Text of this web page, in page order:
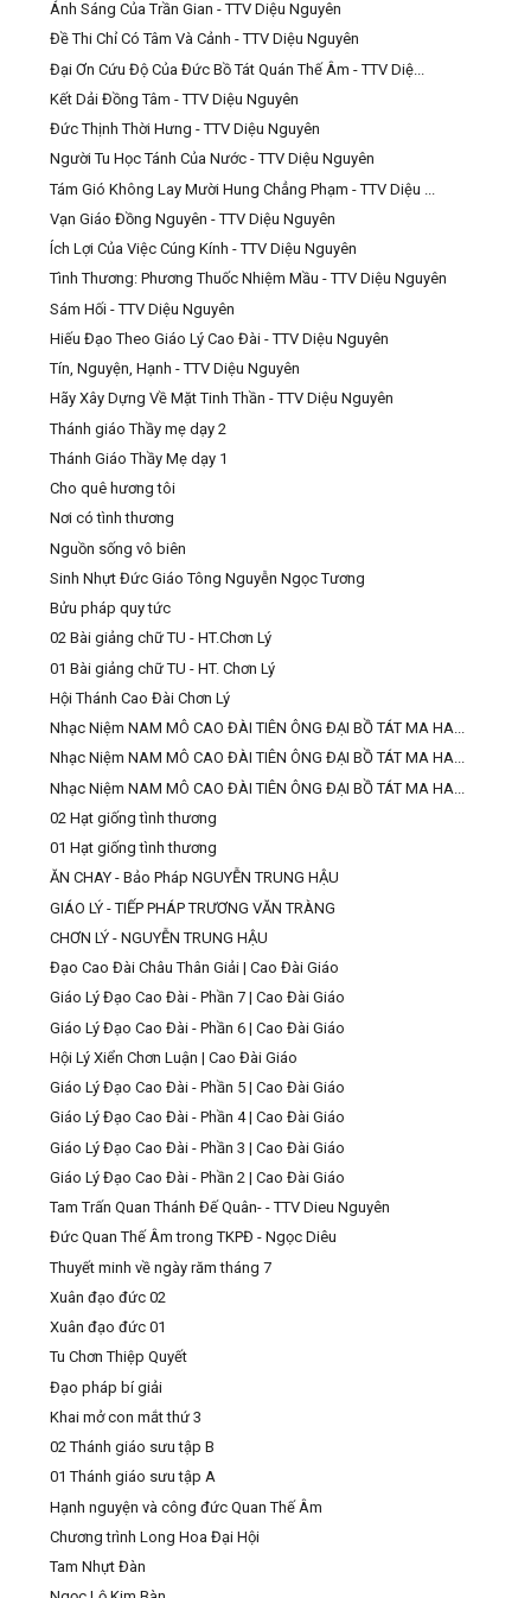
Ánh Sáng Của Trần Gian - TTV Diệu Nguyên
Đề Thi Chỉ Có Tâm Và Cảnh - TTV Diệu Nguyên
Đại Ơn Cứu Độ Của Đức Bồ Tát Quán Thế Âm - TTV Diệ...
Kết Dải Đồng Tâm - TTV Diệu Nguyên
Đức Thịnh Thời Hưng - TTV Diệu Nguyên
Người Tu Học Tánh Của Nước - TTV Diệu Nguyên
Tám Gió Không Lay Mười Hung Chẳng Phạm - TTV Diệu ...
Vạn Giáo Đồng Nguyên - TTV Diệu Nguyên
Ích Lợi Của Việc Cúng Kính - TTV Diệu Nguyên
Tình Thương: Phương Thuốc Nhiệm Mầu - TTV Diệu Nguyên
Sám Hối - TTV Diệu Nguyên
Hiếu Đạo Theo Giáo Lý Cao Đài - TTV Diệu Nguyên
Tín, Nguyện, Hạnh - TTV Diệu Nguyên
Hãy Xây Dựng Về Mặt Tinh Thần - TTV Diệu Nguyên
Thánh giáo Thầy mẹ dạy 2
Thánh Giáo Thầy Mẹ dạy 1
Cho quê hương tôi
Nơi có tình thương
Nguồn sống vô biên
Sinh Nhựt Đức Giáo Tông Nguyễn Ngọc Tương
Bửu pháp quy tức
02 Bài giảng chữ TU - HT.Chơn Lý
01 Bài giảng chữ TU - HT. Chơn Lý
Hội Thánh Cao Đài Chơn Lý
Nhạc Niệm NAM MÔ CAO ĐÀI TIÊN ÔNG ĐẠI BỒ TÁT MA HA...
Nhạc Niệm NAM MÔ CAO ĐÀI TIÊN ÔNG ĐẠI BỒ TÁT MA HA...
Nhạc Niệm NAM MÔ CAO ĐÀI TIÊN ÔNG ĐẠI BỒ TÁT MA HA...
02 Hạt giống tình thương
01 Hạt giống tình thương
ĂN CHAY - Bảo Pháp NGUYỄN TRUNG HẬU
GIÁO LÝ - TIẾP PHÁP TRƯƠNG VĂN TRÀNG
CHƠN LÝ - NGUYỄN TRUNG HẬU
Đạo Cao Đài Châu Thân Giải | Cao Đài Giáo
Giáo Lý Đạo Cao Đài - Phần 7 | Cao Đài Giáo
Giáo Lý Đạo Cao Đài - Phần 6 | Cao Đài Giáo
Hội Lý Xiển Chơn Luận | Cao Đài Giáo
Giáo Lý Đạo Cao Đài - Phần 5 | Cao Đài Giáo
Giáo Lý Đạo Cao Đài - Phần 4 | Cao Đài Giáo
Giáo Lý Đạo Cao Đài - Phần 3 | Cao Đài Giáo
Giáo Lý Đạo Cao Đài - Phần 2 | Cao Đài Giáo
Tam Trấn Quan Thánh Đế Quân- - TTV Dieu Nguyên
Đức Quan Thế Âm trong TKPĐ - Ngọc Diêu
Thuyết minh về ngày răm tháng 7
Xuân đạo đức 02
Xuân đạo đức 01
Tu Chơn Thiệp Quyết
Đạo pháp bí giải
Khai mở con mắt thứ 3
02 Thánh giáo sưu tập B
01 Thánh giáo sưu tập A
Hạnh nguyện và công đức Quan Thế Âm
Chương trình Long Hoa Đại Hội
Tam Nhựt Đàn